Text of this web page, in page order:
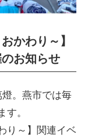
かわり～】
お知らせ
燈。燕市では毎
。
り～】関連イベ